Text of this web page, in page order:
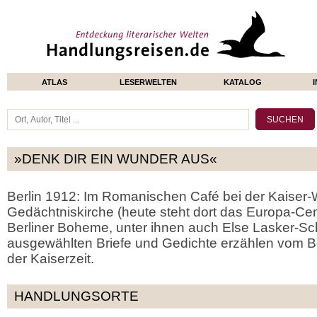
ATLAS LESERWELTEN KATALOG
»DENK DIR EIN WUNDER AUS«
Berlin 1912: Im Romanischen Café bei der Kaiser-
Gedächtniskirche (heute steht dort das Europa-
Berliner Boheme, unter ihnen auch Else Lasker-
ausgewählten Briefe und Gedichte erzählen vom
der Kaiserzeit.
HANDLUNGSORTE